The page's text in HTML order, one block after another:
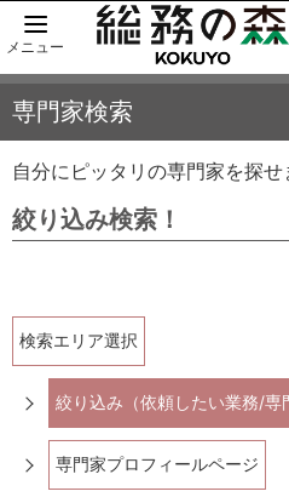
メニュー
専門家検索
自分にピッタリの専門家を探せ
絞り込み検索！
検索エリア選択
絞り込み（依頼したい業務/専
専門家プロフィールページ